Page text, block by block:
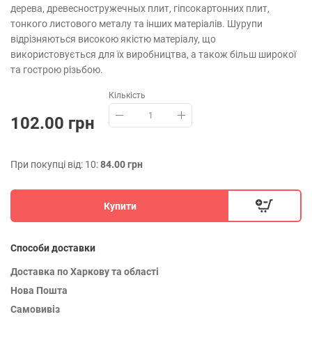
дерева, древесностружечных плит, гіпсокартонних плит,
тонкого листового металу та інших матеріалів. Шурупи
відрізняються високою якістю матеріалу, що
використовується для їх виробництва, а також більш широкої
та гострою різьбою.
102.00 грн
Кількість
При покупці від: 10:84.00 грн
Купити
Способи доставки
Доставка по Харкову та області
Нова Пошта
Самовивіз